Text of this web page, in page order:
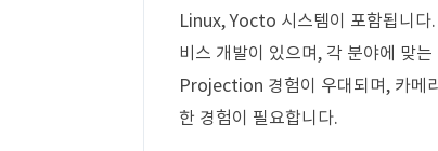
Linux, Yocto 시스템이 포함됩니다
비스 개발이 있으며, 각 분야에 맞
Projection 경험이 우대되며, 카메
한 경험이 필요합니다.